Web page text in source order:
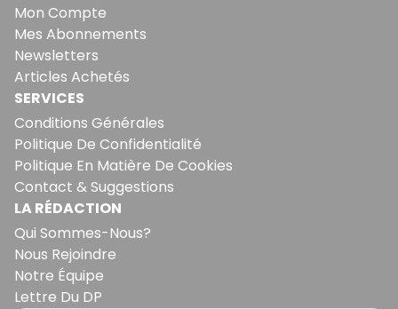
Mon Compte
Mes Abonnements
Newsletters
Articles Achetés
SERVICES
Conditions Générales
Politique De Confidentialité
Politique En Matière De Cookies
Contact & Suggestions
LA RÉDACTION
Qui Sommes-Nous?
Nous Rejoindre
Notre Équipe
Lettre Du DP